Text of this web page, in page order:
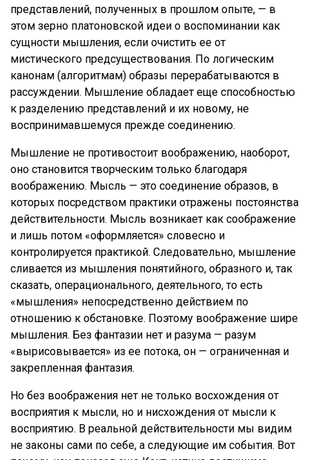
представлений, полученных в прошлом опыте, — в
этом зерно платоновской идеи о воспоминании как
сущности мышления, если очистить ее от
мистического предсуществования. По логическим
канонам (алгоритмам) образы перерабатываются в
рассуждении. Мышление обладает еще способностью
к разделению представлений и их новому, не
воспринимавшемуся прежде соединению.
Мышление не противостоит воображению, наоборот,
оно становится творческим только благодаря
воображению. Мысль — это соединение образов, в
которых посредством практики отражены постоянства
действительности. Мысль возникает как соображение
и лишь потом «оформляется» словесно и
контролируется практикой. Следовательно, мышление
сливается из мышления понятийного, образного и, так
сказать, операционального, деятельного, то есть
«мышления» непосредственно действием по
отношению к обстановке. Поэтому воображение шире
мышления. Без фантазии нет и разума — разум
«вырисовывается» из ее потока, он — ограниченная и
закрепленная фантазия.
Но без воображения нет не только восхождения от
восприятия к мысли, но и нисхождения от мысли к
восприятию. В реальной действительности мы видим
не законы сами по себе, а следующие им события. Вот